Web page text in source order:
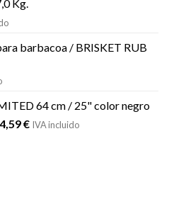
Kg.
barbacoa / BRISKET RUB
64 cm / 25" color negro
€ElIVA incluido